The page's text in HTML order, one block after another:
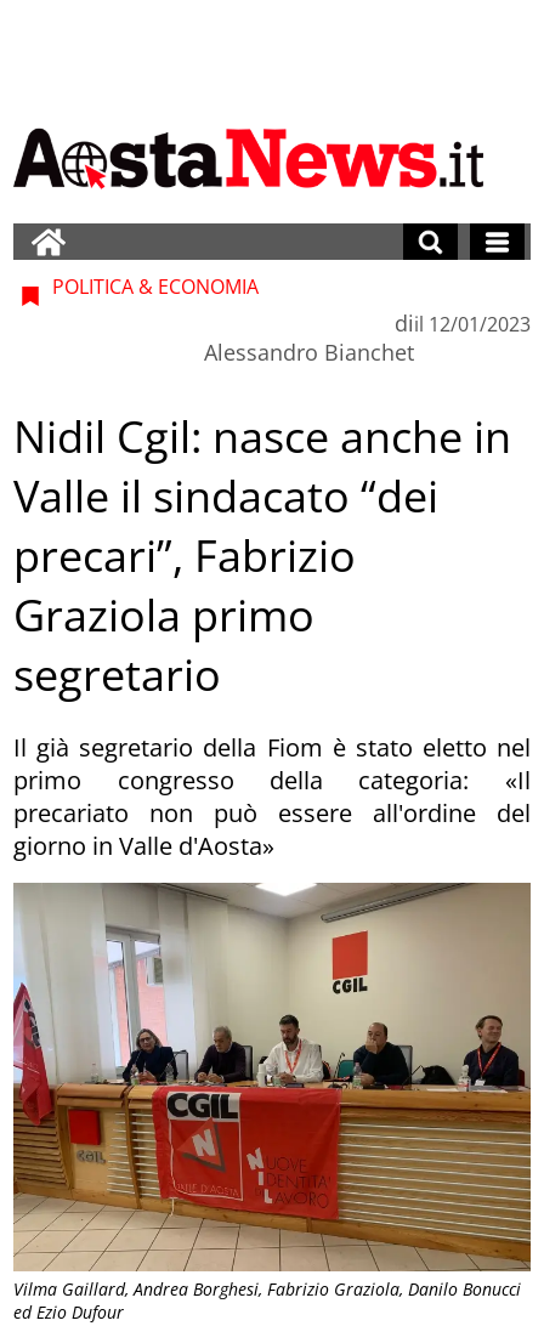
Vilma Gaillard, Andrea Borghesi, Fabrizio Graziola, Danilo Bonucci
ed Ezio Dufour
POLITICA & ECONOMIA
di
Alessandro Bianchet
il 12/01/2023
Nidil Cgil: nasce anche in
Valle il sindacato “dei
precari”, Fabrizio
Graziola primo
segretario
Il già segretario della Fiom è stato eletto nel
primo congresso della categoria: «Il
precariato non può essere all'ordine del
giorno in Valle d'Aosta»